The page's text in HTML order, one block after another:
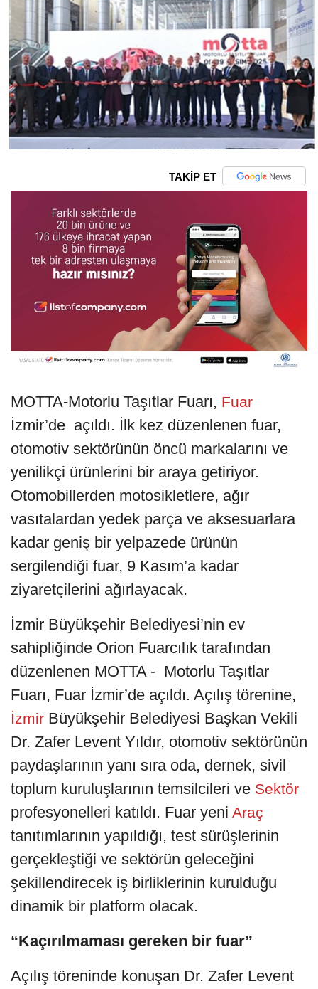
TAKİP ET
MOTTA-Motorlu Taşıtlar Fuarı, Fuar
İzmir’de açıldı. İlk kez düzenlenen fuar,
otomotiv sektörünün öncü markalarını ve
yenilikçi ürünlerini bir araya getiriyor.
Otomobillerden motosikletlere, ağır
vasıtalardan yedek parça ve aksesuarlara
kadar geniş bir yelpazede ürünün
sergilendiği fuar, 9 Kasım’a kadar
ziyaretçilerini ağırlayacak.
İzmir Büyükşehir Belediyesi’nin ev
sahipliğinde Orion Fuarcılık tarafından
düzenlenen MOTTA - Motorlu Taşıtlar
Fuarı, Fuar İzmir’de açıldı. Açılış törenine,
İzmir Büyükşehir Belediyesi Başkan Vekili
Dr. Zafer Levent Yıldır, otomotiv sektörünün
paydaşlarının yanı sıra oda, dernek, sivil
toplum kuruluşlarının temsilcileri ve Sektör
profesyonelleri katıldı. Fuar yeni Araç
tanıtımlarının yapıldığı, test sürüşlerinin
gerçekleştiği ve sektörün geleceğini
şekillendirecek iş birliklerinin kurulduğu
dinamik bir platform olacak.
“Kaçırılmaması gereken bir fuar”
Açılış töreninde konuşan Dr. Zafer Levent